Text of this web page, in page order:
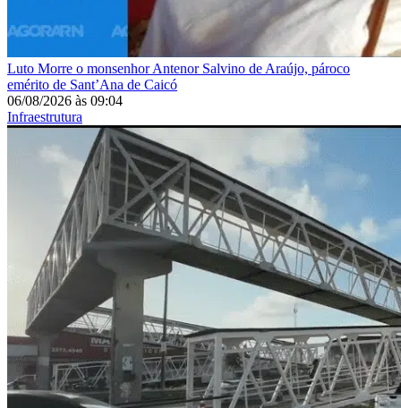
Luto Morre o monsenhor Antenor Salvino de Araújo, pároco
emérito de Sant’Ana de Caicó
06/08/2026 às 09:04
Infraestrutura